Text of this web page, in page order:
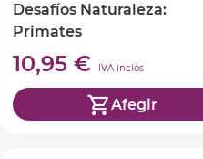
Desafíos Naturaleza:
Primates
10,95 € IVA inclòs
Afegir